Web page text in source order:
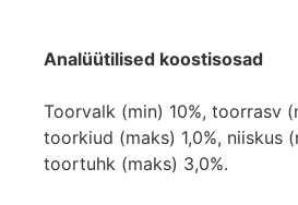
Analüütilised koostisosad
Toorvalk (min) 10%, toorrasv
toorkiud (maks) 1,0%, niiskus
toortuhk (maks) 3,0%.